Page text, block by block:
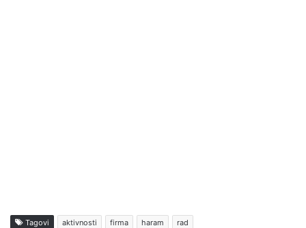
Tagovi aktivnosti firma haram rad